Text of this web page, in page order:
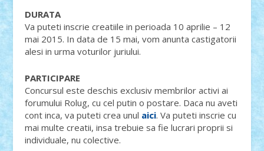
DURATA
Va puteti inscrie creatiile in perioada 10 aprilie – 12
mai 2015. In data de 15 mai, vom anunta castigatorii
alesi in urma voturilor juriului.
PARTICIPARE
Concursul este deschis exclusiv membrilor activi ai
forumului Rolug, cu cel putin o postare. Daca nu aveti
cont inca, va puteti crea unul aici. Va puteti inscrie cu
mai multe creatii, insa trebuie sa fie lucrari proprii si
individuale, nu colective.